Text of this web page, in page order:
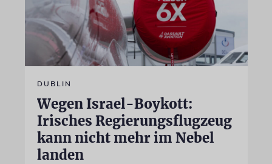
DUBLIN
Wegen Israel-Boykott:
Irisches Regierungsflugzeug
kann nicht mehr im Nebel
landen